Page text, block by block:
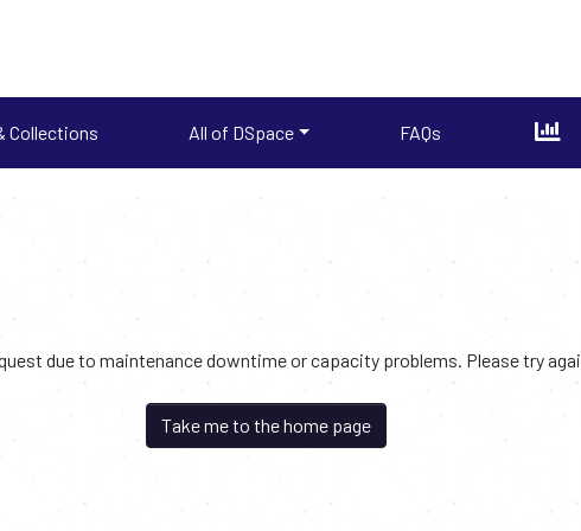
Collections All of DSpace FAQs
due to maintenance downtime or capacity problems. Please try
Take me to the home page